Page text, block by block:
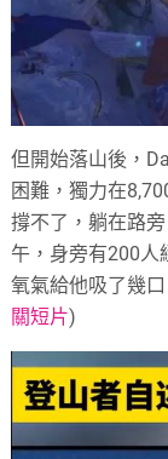
但開始落山後，
困難，獨力在
撐不了，躺在路
午，身旁有200人
氧氣給他吸了幾
關短片)